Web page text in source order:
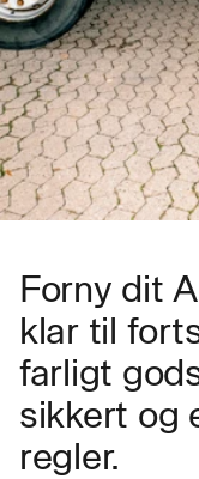
Forny dit
klar til
farligt
sikkert og
regler.